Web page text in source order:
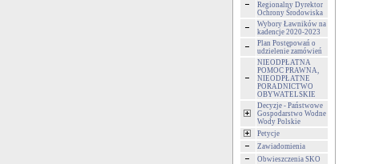
Regionalny Dyrektor
Ochrony Środowiska
Wybory Ławników na
kadencje 2020-2023
Plan Postępowań o
udzielenie zamówień
NIEODPŁATNA
POMOC PRAWNA,
NIEODPŁATNE
PORADNICTWO
OBYWATELSKIE
Decyzje - Państwowe
Gospodarstwo Wodne
Wody Polskie
Petycje
Zawiadomienia
Obwieszczenia SKO